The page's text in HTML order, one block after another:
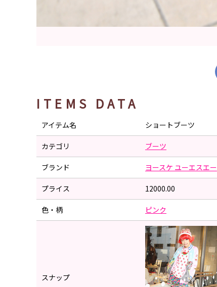
ITEMS DATA
アイテム名 ショートブーツ
カテゴリ ブーツ
ブランド ヨースケ ユーエスエー
プライス 12000.00
色・柄 ピンク
スナップ